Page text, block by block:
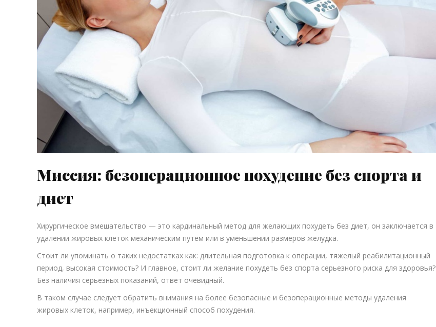
Миссия: безоперационное похудение без спорта и
диет
Хирургическое вмешательство — это кардинальный метод для желающих похудеть без диет, он заключается в
удалении жировых клеток механическим путем или в уменьшении размеров желудка.
Стоит ли упоминать о таких недостатках как: длительная подготовка к операции, тяжелый реабилитационный
период, высокая стоимость? И главное, стоит ли желание похудеть без спорта серьезного риска для здоровья?
Без наличия серьезных показаний, ответ очевидный.
В таком случае следует обратить внимания на более безопасные и безоперационные методы удаления
жировых клеток, например, инъекционный способ похудения.